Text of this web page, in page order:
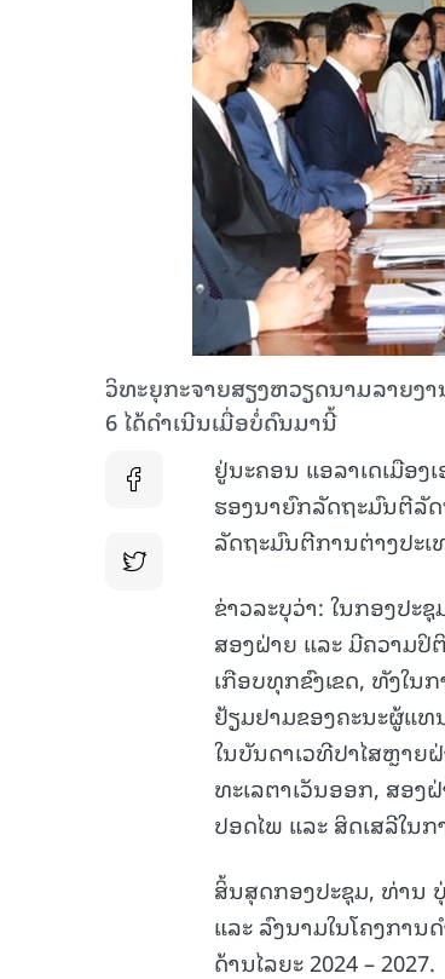
ວິທະຍຸກະຈາຍສຽງຫວຽດນາມລາຍງ
6 ໄດ້ດຳເນີນເມື່ອບໍ່ດົນມານີ້
ຢູ່ນະຄອນ ແອລາເດເມືອ
ຮອງນາຍົກລັດຖະມົນຕີລັ
ລັດຖະມົນຕີການຕ່າງປະເ
ຂ່າວລະບຸວ່າ: ໃນກອງປ
ສອງຝ່າຍ ແລະ ມີຄວາມປິ
ເກືອບທຸກຂົງເຂດ, ທັງໃ
ຢ້ຽມຢາມຂອງຄະນະຜູ້ແ
ໃນບັນດາເວທີປາໄສຫຼາ
ທະເລຕາເວັນອອກ, ສອ
ປອດໄພ ແລະ ສິດເສລີໃນ
ສິ້ນສຸດກອງປະຊຸມ, ທ່ານ
ແລະ ລົງນາມໃນໂຄງກາ
ດ້ານໄລຍະ 2024 – 2027.